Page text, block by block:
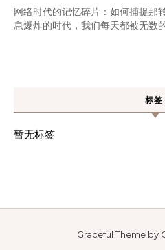
网络时代的记忆碎片：如何捕捉那
息爆炸的时代，我们每天都被无数
标签
暂无标签
Graceful Theme by